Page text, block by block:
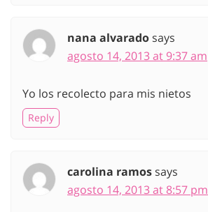
nana alvaradosays
agosto 14, 2013 at 9:37 am
Yo los recolecto para mis nietos
Reply
carolina ramossays
agosto 14, 2013 at 8:57 pm